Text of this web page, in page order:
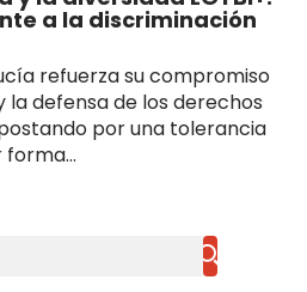
a la discriminación
refuerza su compromiso
la defensa de los derechos
por una tolerancia